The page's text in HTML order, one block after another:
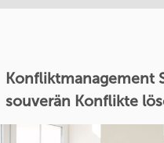
Konfliktmanagement
souverän Konflikte